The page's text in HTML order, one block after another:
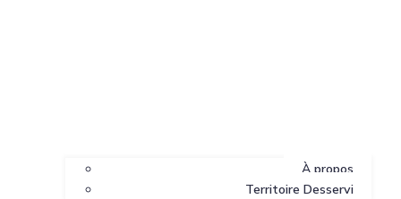
À propos
Territoire Desservi